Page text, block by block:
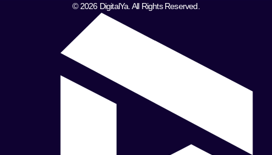
© 2026 DigitalYa. All Rights Reserved.